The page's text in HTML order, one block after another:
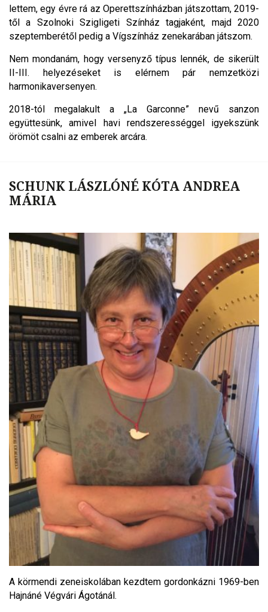
lettem, egy évre rá az Operettszínházban játszottam, 2019-
től a Szolnoki Szigligeti Színház tagjaként, majd 2020
szeptemberétől pedig a Vígszínház zenekarában játszom.
Nem mondanám, hogy versenyző típus lennék, de sikerült
II-III. helyezéseket is elérnem pár nemzetközi
harmonikaversenyen.
2018-tól megalakult a „La Garconne” nevű sanzon
együttesünk, amivel havi rendszerességgel igyekszünk
örömöt csalni az emberek arcára.
SCHUNK LÁSZLÓNÉ KÓTA ANDREA
MÁRIA
A körmendi zeneiskolában kezdtem gordonkázni 1969-ben
Hajnáné Végvári Ágotánál.